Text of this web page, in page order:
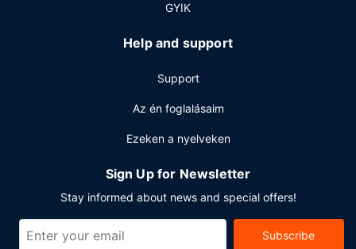
GYIK
Help and support
Support
Az én foglalásaim
Ezeken a nyelveken
Sign Up for Newsletter
Stay informed about news and special offers!
Subscribe